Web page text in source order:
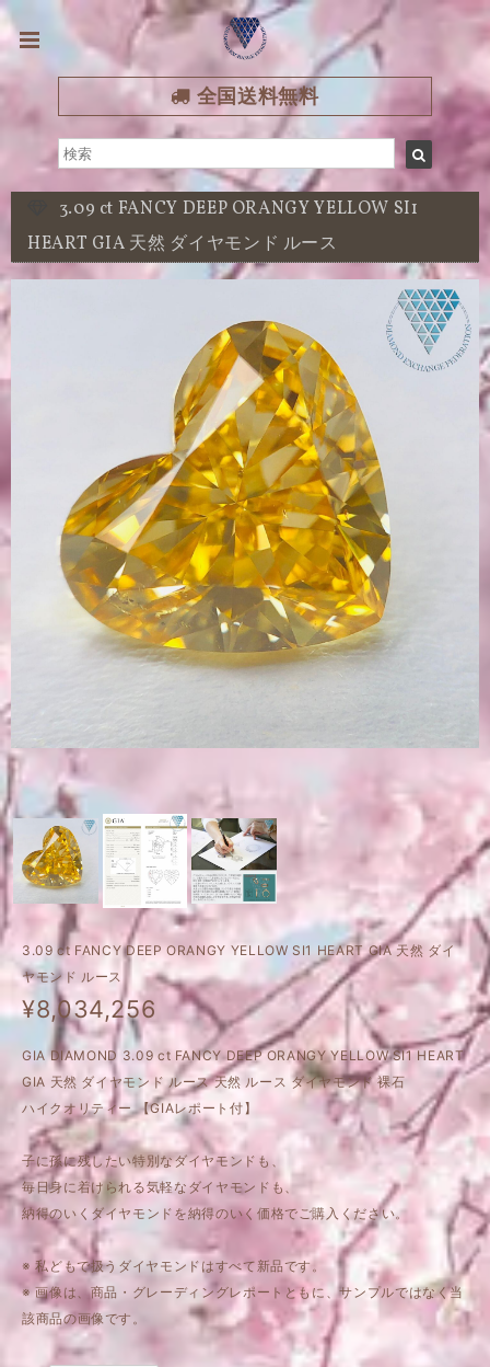
全国送料無料
3.09 ct FANCY DEEP ORANGY YELLOW SI1
HEART GIA 天然 ダイヤモンド ルース
3.09 ct FANCY DEEP ORANGY YELLOW SI1 HEART GIA 天然 ダイ
ヤモンド ルース
¥8,034,256
GIA DIAMOND 3.09 ct FANCY DEEP ORANGY YELLOW SI1 HEART
GIA 天然 ダイヤモンド ルース 天然 ルース ダイヤモンド 裸石
ハイクオリティー 【GIAレポート付】
子に孫に残したい特別なダイヤモンドも、
毎日身に着けられる気軽なダイヤモンドも、
納得のいくダイヤモンドを納得のいく価格でご購入ください。
※ 私どもで扱うダイヤモンドはすべて新品です。
※ 画像は、商品・グレーディングレポートともに、サンプルではなく当
該商品の画像です。